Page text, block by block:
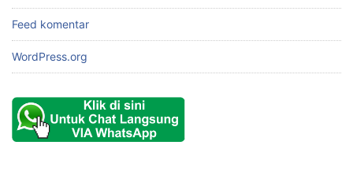
Feed komentar
WordPress.org